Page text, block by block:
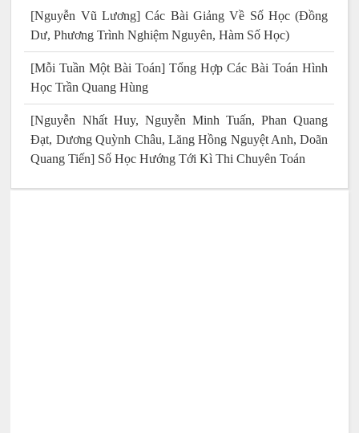
[Nguyễn Vũ Lương] Các Bài Giảng Về Số Học (Đồng
Dư, Phương Trình Nghiệm Nguyên, Hàm Số Học)
[Mỗi Tuần Một Bài Toán] Tổng Hợp Các Bài Toán Hình
Học Trần Quang Hùng
[Nguyễn Nhất Huy, Nguyễn Minh Tuấn, Phan Quang
Đạt, Dương Quỳnh Châu, Lăng Hồng Nguyệt Anh, Doãn
Quang Tiến] Số Học Hướng Tới Kì Thi Chuyên Toán